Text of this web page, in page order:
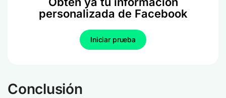
personalizada de Facebook
Iniciar prueba
Conclusión